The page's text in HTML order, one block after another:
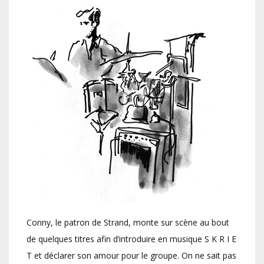
Conny, le patron de Strand, monte sur scène au bout
de quelques titres afin d’introduire en musique S K R I E
T et déclarer son amour pour le groupe. On ne sait pas